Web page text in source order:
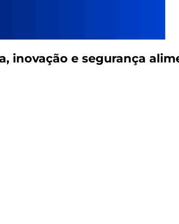
inovação e segurança